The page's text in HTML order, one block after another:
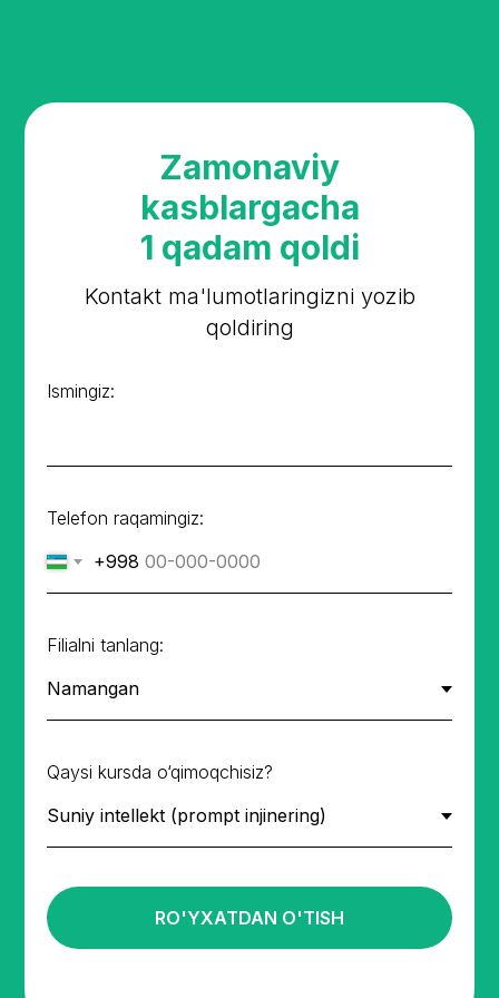
Zamonaviy
kasblargacha
1 qadam qoldi
Kontakt ma'lumotlaringizni yozib
qoldiring
Ismingiz:
Telefon raqamingiz:
+998
Filialni tanlang:
Qaysi kursda o‘qimoqchisiz?
RO'YXATDAN O'TISH